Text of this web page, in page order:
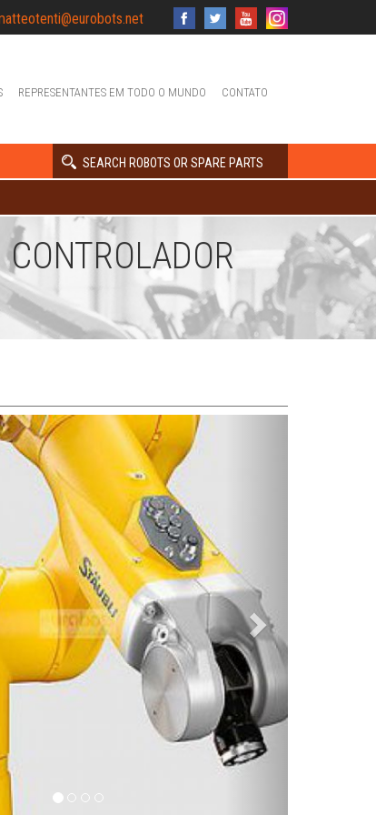
REPRESENTANTES EM TODO O MUNDO CONTATO
SEARCH ROBOTS OR SPARE PARTS